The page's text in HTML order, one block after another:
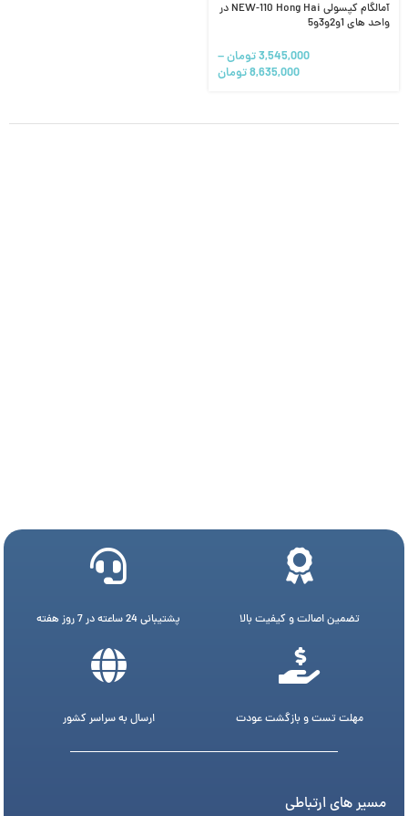
آمالگام کپسولی NEW-110 Hong Hai در
واحد های 1و2و3و5
3,545,000تومان–
8,635,000تومان
تضمین اصالت و کیفیت بالا پشتیبانی 24 ساعته در 7 روز هفته
مهلت تست و بازگشت عودت ارسال به سراسر کشور
مسیر های ارتباطی